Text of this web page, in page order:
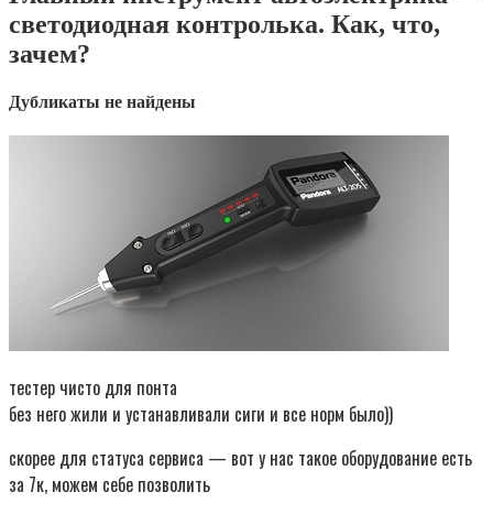
светодиодная контролька. Как, что,
зачем?
Дубликаты не найдены
тестер чисто для понта
без него жили и устанавливали сиги и все норм было))
скорее для статуса сервиса — вот у нас такое оборудование есть
за 7к, можем себе позволить